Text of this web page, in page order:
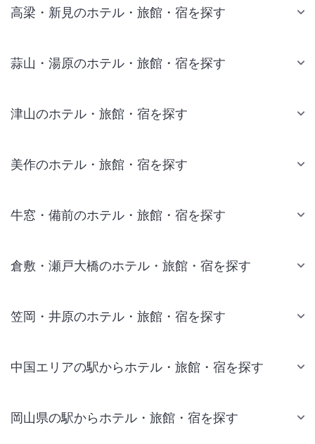
高梁・新見のホテル・旅館・宿を探す
蒜山・湯原のホテル・旅館・宿を探す
津山のホテル・旅館・宿を探す
美作のホテル・旅館・宿を探す
牛窓・備前のホテル・旅館・宿を探す
倉敷・瀬戸大橋のホテル・旅館・宿を探す
笠岡・井原のホテル・旅館・宿を探す
中国エリアの駅からホテル・旅館・宿を探す
岡山県の駅からホテル・旅館・宿を探す